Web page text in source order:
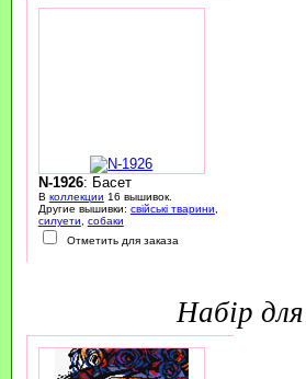
N-1926: Басет
В коллекции 16 вышивок.
Другие вышивки: свійські тварини
силуети
собаки
Отметить для заказа
набір